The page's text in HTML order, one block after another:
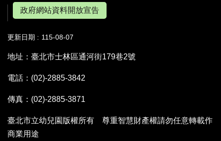
政府網站資料開放宣告
更新日期 115-08-07
地址：臺北市士林區通河街179巷2號
電話：(02)-2885-3842
傳真：(02)-2885-3871
臺北市立幼兒園版權所有 尊重智慧財產權請勿任意轉載作
商業用途